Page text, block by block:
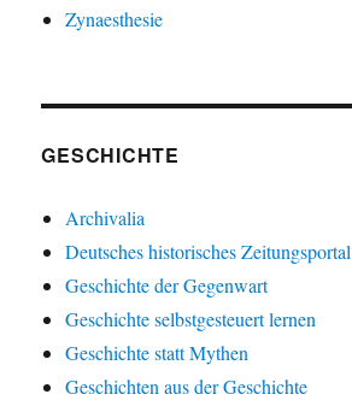
Zynaesthesie
GESCHICHTE
Archivalia
Deutsches historisches Zeitungsportal
Geschichte der Gegenwart
Geschichte selbstgesteuert lernen
Geschichte statt Mythen
Geschichten aus der Geschichte